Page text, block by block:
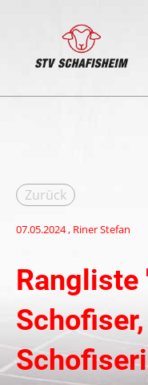
Zurück
07.05.2024, Riner Stefan
Rangliste